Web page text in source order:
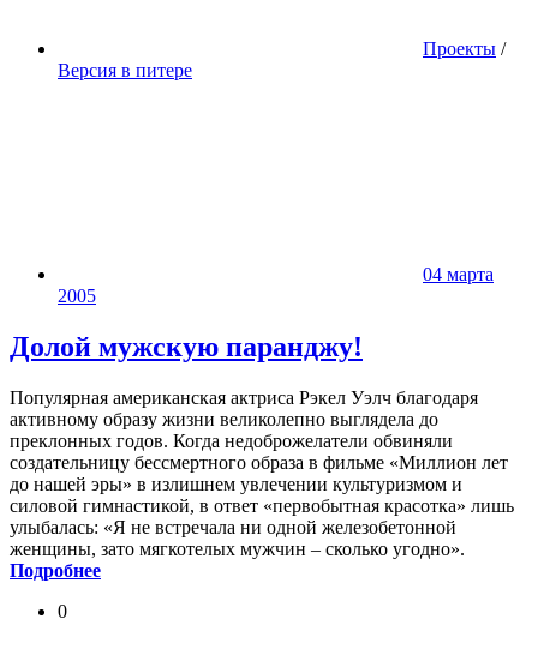
Проекты /
Версия в питере
04 марта
2005
Долой мужскую паранджу!
Популярная американская актриса Рэкел Уэлч благодаря
активному образу жизни великолепно выглядела до
преклонных годов. Когда недоброжелатели обвиняли
создательницу бессмертного образа в фильме «Миллион лет
до нашей эры» в излишнем увлечении культуризмом и
силовой гимнастикой, в ответ «первобытная красотка» лишь
улыбалась: «Я не встречала ни одной железобетонной
женщины, зато мягкотелых мужчин – сколько угодно».
Подробнее
0